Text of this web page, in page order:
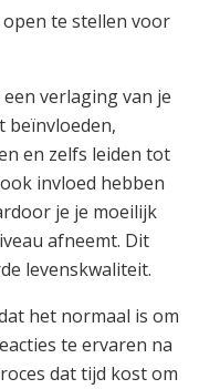
te stellen voor
verlaging van je
beïnvloeden,
en zelfs leiden tot
invloed hebben
je je moeilijk
afneemt. Dit
levenskwaliteit.
het normaal is om
te ervaren na
dat tijd kost om